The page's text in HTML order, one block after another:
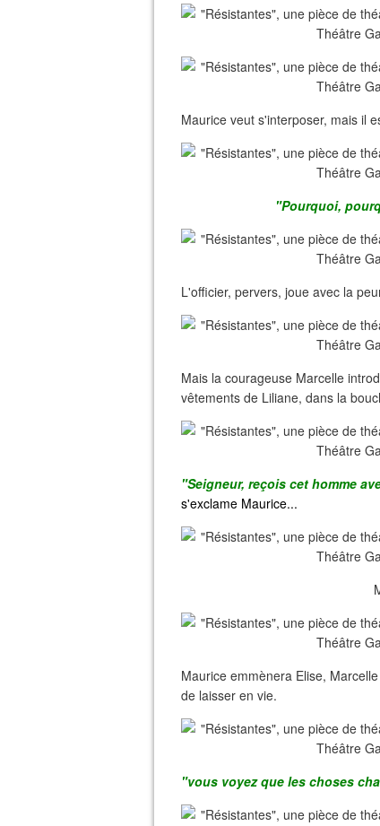
Maurice veut s'interposer, mais il
"Pourquoi,
L'officier, pervers, joue avec la
Mais la courageuse Marcelle
vêtements de Liliane, dans la
"Seigneur, reçois cet homme
s'exclame Maurice...
Maurice emmènera Elise,
de laisser en vie.
"vous voyez que les choses